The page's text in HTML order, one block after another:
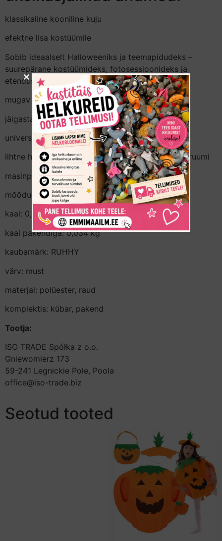
klassikaline kooniline kuju
efektne lisa kostüümile
Sobib ideaalselt Halloweeniks ja teemapidudeks –
suurepärane kostüümideks, fotosessioonideks ja
etendusteks
mugav kanda
jäigastatud äär
universaalne suurus
lihtne hoiustada – voltub lamedaks – võtab vähe ruumi
masinpestav 30 °C juures
mõõdud: 38 x 35 cm
kaal: 0,026 kg
kaal pakendiga: 0,034 kg
kaubamärk: RUHHY
värv: must
materjal: polüester, raud
komplektis: kübar, pakend
Tootja:
ISO TRADE Spółka z o.o.
Gniewomierz 173
59-241 Legnickie Pole, Poola
office@iso-trade.biz
Seotud tooted